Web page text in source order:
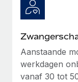
Aanstaande
werkdagen
vanaf 30 tot